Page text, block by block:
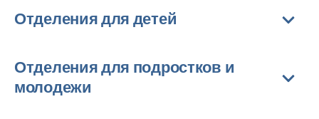
Отделения для детей
Отделения для подростков и
молодежи